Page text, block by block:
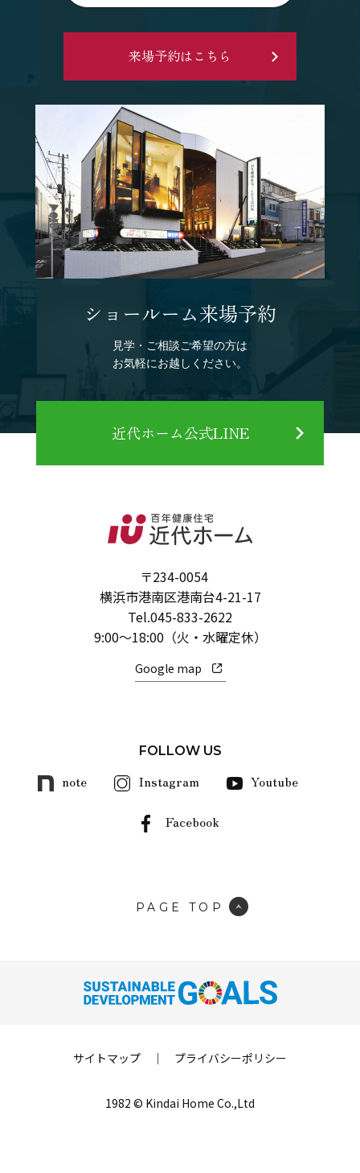
来場予約はこちら
ショールーム来場予約
見学・ご相談ご希望の方は
お気軽にお越しください。
近代ホーム公式LINE
〒234-0054
横浜市港南区港南台4-21-17
Tel.045-833-2622
9:00～18:00（火・水曜定休）
Google map
FOLLOW US
note Instagram Youtube
Facebook
PAGE TOP
サイトマップ ｜ プライバシーポリシー
1982 © Kindai Home Co.,Ltd